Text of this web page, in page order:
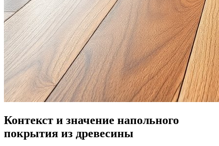
Контекст и значение напольного
покрытия из древесины